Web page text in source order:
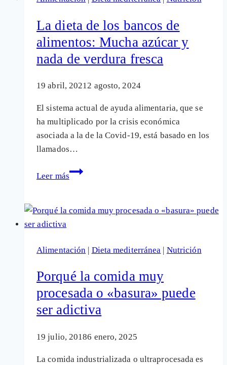
El
análisis
para
el
La dieta de los bancos de
alimentos: Mucha azúcar y
nada de verdura fresca
19 abril, 20212 agosto, 2024
El sistema actual de ayuda alimentaria, que se
ha multiplicado por la crisis económica
asociada a la de la Covid-19, está basado en los
llamados…
Leer más
La
los
alimentos:
azúcar
y
nada
verdura
Alimentación | Dieta mediterránea | Nutrición
Porqué la comida muy
procesada o «basura» puede
ser adictiva
19 julio, 20186 enero, 2025
La comida industrializada o ultraprocesada es